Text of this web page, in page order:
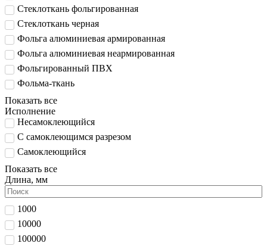
Стеклоткань фольгированная
Стеклоткань черная
Фольга алюминиевая армированная
Фольга алюминиевая неармированная
Фольгированный ПВХ
Фольма-ткань
Показать все
Исполнение
Несамоклеющийся
С самоклеющимся разрезом
Самоклеющийся
Показать все
Длина, мм
1000
10000
100000